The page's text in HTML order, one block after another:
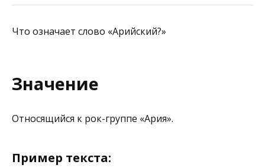
Что означает слово «Арийский?»
Значение
Относящийся к рок-группе «Ария».
Пример текста: